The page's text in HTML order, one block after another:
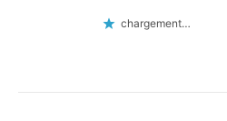
chargement…